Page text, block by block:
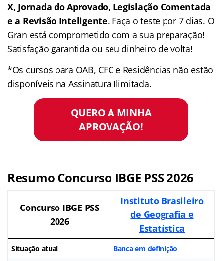
X, Jornada do Aprovado, Legislação Comentada
e a Revisão Inteligente. Faça o teste por 7 dias. O
Gran está comprometido com a sua preparação!
Satisfação garantida ou seu dinheiro de volta!
*Os cursos para OAB, CFC e Residências não estão
disponíveis na Assinatura Ilimitada.
QUERO A MINHA
APROVAÇÃO!
Resumo Concurso IBGE PSS 2026
Concurso IBGE PSS
2026
Instituto Brasileiro
de Geografia e
Estatística
Situação atual Banca em definição